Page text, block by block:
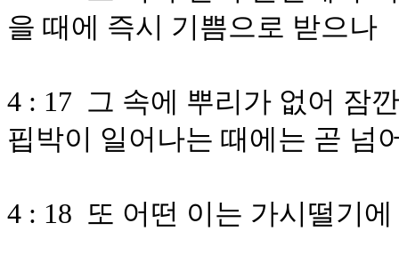
을 때에 즉시 기쁨으로 받으나
4 : 17 그 속에 뿌리가 없어 잠
핍박이 일어나는 때에는 곧 넘
4 : 18 또 어떤 이는 가시떨기